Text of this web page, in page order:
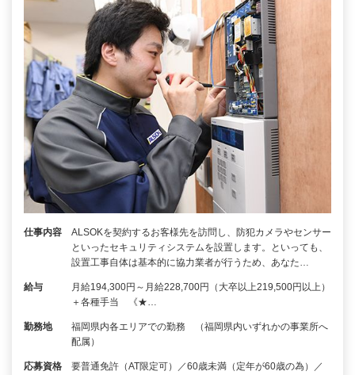
仕事内容
ALSOKを契約するお客様先を訪問し、防犯カメラやセンサー
といったセキュリティシステムを設置します。といっても、
設置工事自体は基本的に協力業者が行うため、あなた…
給与
月給194,300円～月給228,700円（大卒以上219,500円以上）
＋各種手当 《★…
勤務地
福岡県内各エリアでの勤務 （福岡県内いずれかの事業所へ
配属）
応募資格
要普通免許（AT限定可）／60歳未満（定年が60歳の為）／